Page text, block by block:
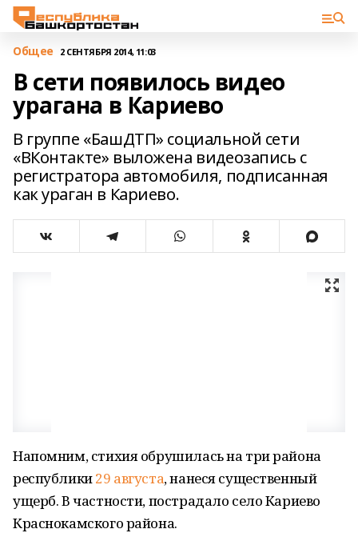
Общее 2 СЕНТЯБРЯ 2014, 11:03
В сети появилось видео
урагана в Кариево
В группе «БашДТП» социальной сети
«ВКонтакте» выложена видеозапись с
регистратора автомобиля, подписанная
как ураган в Кариево.
Напомним, стихия обрушилась на три района
республики29 августа, нанеся существенный
ущерб. В частности, пострадало село Кариево
Краснокамского района.